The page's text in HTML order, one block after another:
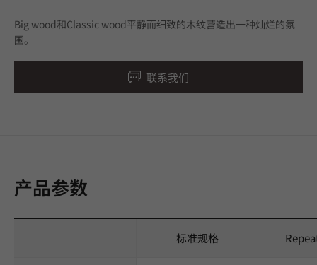
Big wood和Classic wood平静而细致的木纹营造出一种灿烂的氛
围。
联系我们
产品参数
标准规格